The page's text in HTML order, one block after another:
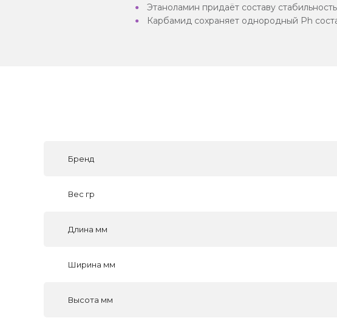
Этаноламин придаёт составу
Карбамид сохраняет однородный Ph
Бренд
Вес гр
Длина мм
Ширина мм
Высота мм